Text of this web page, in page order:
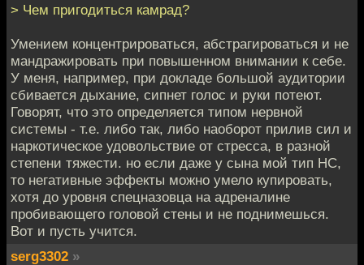
> Чем пригодиться камрад?
Умением концентрироваться, абстрагироваться и не
мандражировать при повышенном внимании к себе.
У меня, например, при докладе большой аудитории
сбивается дыхание, сипнет голос и руки потеют.
Говорят, что это определяется типом нервной
системы - т.е. либо так, либо наоборот прилив сил и
наркотическое удовольствие от стресса, в разной
степени тяжести. но если даже у сына мой тип НС,
то негативные эффекты можно умело купировать,
хотя до уровня спецназовца на адреналине
пробивающего головой стены и не поднимешься.
Вот и пусть учится.
serg3302 »